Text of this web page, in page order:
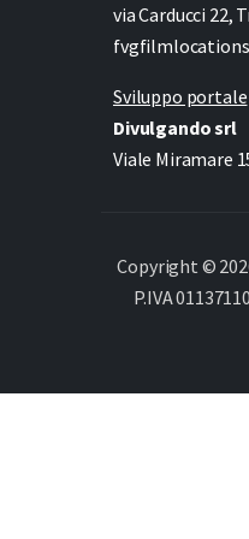
via Carducci 22,
Sviluppo portale
Divulgando srl
Viale Miramare
Copyright ©
P.IVA